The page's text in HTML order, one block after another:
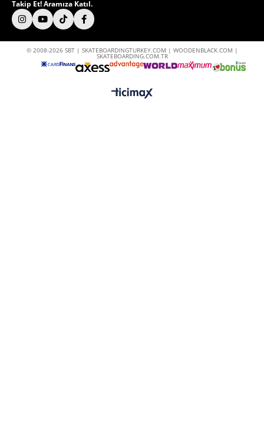
Takip Et! Aramıza Katıl.
© 2008-2026 SBT | SKATEBOARDINGTURKEY.COM | WOODENBLACK.COM |
SKATEBOARDING.COM.TR